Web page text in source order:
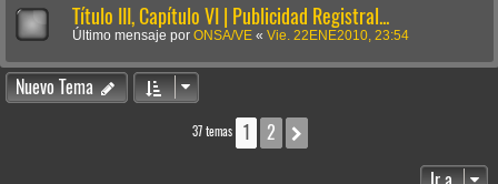
Título III, Capítulo VI | Publicidad Registral...
Último mensaje por ONSA/VE « Vie. 22ENE2010, 23:54
Nuevo Tema
37 temas 1 2